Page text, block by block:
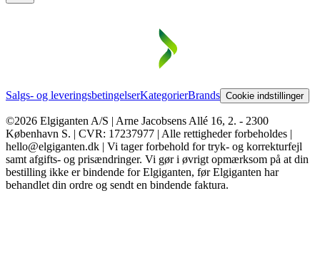
Salgs- og leveringsbetingelserKategorierBrands Cookie indstillinger
©2026 Elgiganten A/S | Arne Jacobsens Allé 16, 2. - 2300
København S. | CVR: 17237977 | Alle rettigheder forbeholdes |
hello@elgiganten.dk | Vi tager forbehold for tryk- og korrekturfejl
samt afgifts- og prisændringer. Vi gør i øvrigt opmærksom på at din
bestilling ikke er bindende for Elgiganten, før Elgiganten har
behandlet din ordre og sendt en bindende faktura.